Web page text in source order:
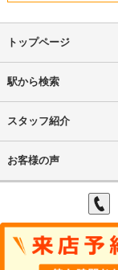
トップページ
駅から検索
スタッフ紹介
お客様の声